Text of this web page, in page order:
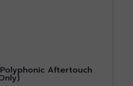
Aftertouch